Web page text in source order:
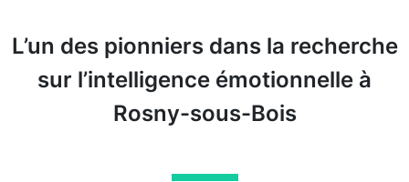
L’un des pionniers dans la recherche
sur l’intelligence émotionnelle à
Rosny-sous-Bois